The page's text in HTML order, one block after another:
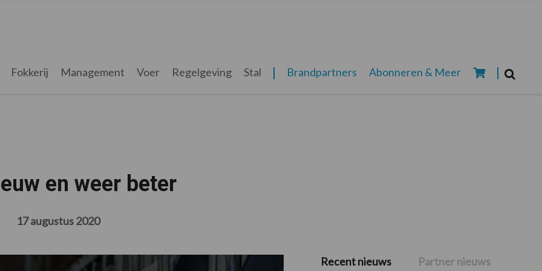
Fokkerij Management Voer Regelgeving Stal Brandpartners Abonneren & Meer
en weer beter
17 augustus 2020
Primaire
Recent nieuws Partner nieuws